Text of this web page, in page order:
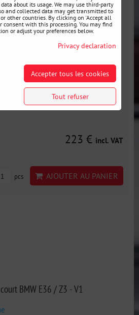
ALU - changement de vitesse
E46
223 € incl. VAT
pcs AJOUTER AU PANIER
BMW E36 / Z3 - V1
about its usage. We may use third-party
and collected data may get transmitted to
other countries. By clicking on 'Accept all
consent with this processing. You may find
or adjust your preferences below.
Privacy declaration
Accepter tous les cookies
Tout refuser